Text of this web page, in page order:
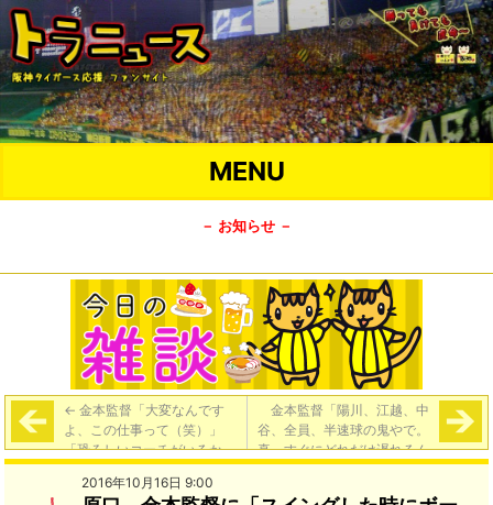
MENU
－ お知らせ －
← 金本監督「大変なんです
よ、この仕事って（笑）」
「恐ろしいコーチがいるか
ら。俺は優しい監督にならん
といけん（笑）」
金本監督「陽川、江越、中
谷、全員、半速球の鬼やで。
真っすぐにどれだけ遅れるん
か、というぐらい遅れる。ち
2016年10月16日 9:00